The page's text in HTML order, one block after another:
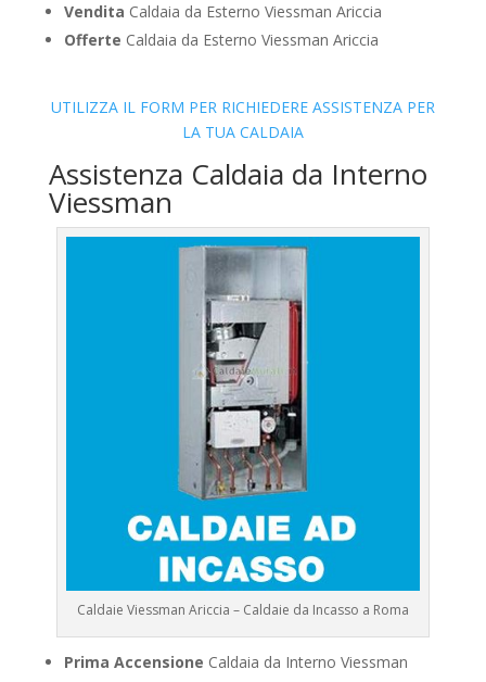
Vendita Caldaia da Esterno Viessman Ariccia
Offerte Caldaia da Esterno Viessman Ariccia
UTILIZZA IL FORM PER RICHIEDERE ASSISTENZA PER
LA TUA CALDAIA
Assistenza Caldaia da Interno
Viessman
Caldaie Viessman Ariccia – Caldaie da Incasso a Roma
Prima Accensione Caldaia da Interno Viessman